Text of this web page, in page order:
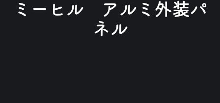
ミーヒル アルミ外装パ
ネル